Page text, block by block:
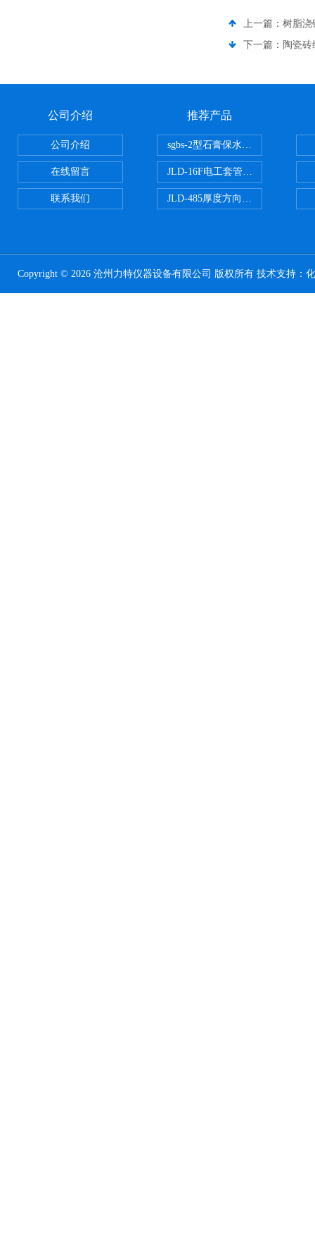
上一篇： 树脂浇
下一篇： 陶瓷
公司介绍
公司介绍
在线留言
联系我们
推荐产品
sgbs-2型石膏保水率测定仪粉刷
JLD-16F电工套管恒温水浴管材
JLD-485厚度方向性钢板拉伸试验
Copyright © 2026 沧州力特仪器设备有限公司 版权所有 技术支持：